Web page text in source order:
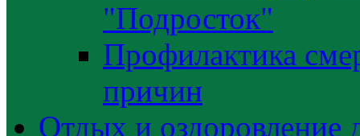
"Подросток"
Профилактика
причин
Отдых и оздоровление